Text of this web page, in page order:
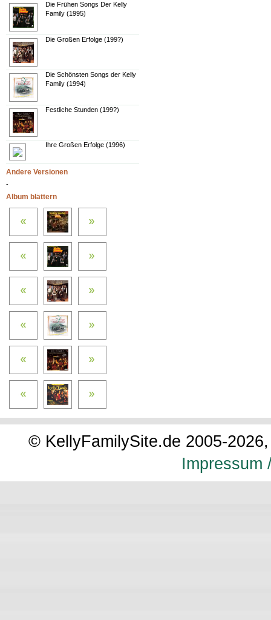
Die Frühen Songs Der Kelly
Family (1995)
Die Großen Erfolge (199?)
Die Schönsten Songs der Kelly
Family (1994)
Festliche Stunden (199?)
Ihre Großen Erfolge (1996)
Andere Versionen
-
Album blättern
© KellyFamilySite.de 2005-
Impressum